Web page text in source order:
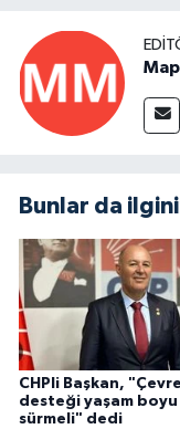
Bunlar da
CHPli Başkan, "Çevre
desteği yaşam boyu
sürmeli" dedi